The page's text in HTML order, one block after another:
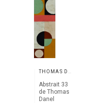
Abstrait 33
de Thomas
Danel